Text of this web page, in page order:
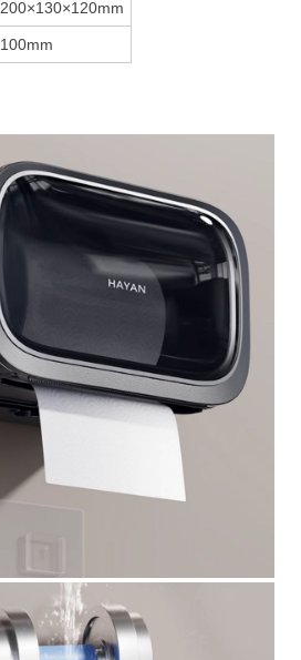
200×130×120mm
100mm